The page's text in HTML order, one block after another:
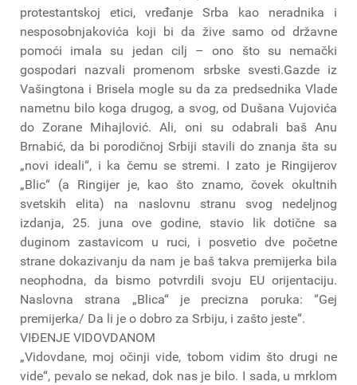
protestantskoj etici, vređanje Srba kao neradnika i
nesposobnjakovića koji bi da žive samo od državne
pomoći imala su jedan cilj – ono što su nemački
gospodari nazvali promenom srbske svesti.Gazde iz
Vašingtona i Brisela mogle su da za predsednika Vlade
nametnu bilo koga drugog, a svog, od Dušana Vujovića
do Zorane Mihajlović. Ali, oni su odabrali baš Anu
Brnabić, da bi porodičnoj Srbiji stavili do znanja šta su
„novi ideali“, i ka čemu se stremi. I zato je Ringijerov
„Blic“ (a Ringijer je, kao što znamo, čovek okultnih
svetskih elita) na naslovnu stranu svog nedeljnog
izdanja, 25. juna ove godine, stavio lik dotične sa
duginom zastavicom u ruci, i posvetio dve početne
strane dokazivanju da nam je baš takva premijerka bila
neophodna, da bismo potvrdili svoju EU orijentaciju.
Naslovna strana „Blica“ je precizna poruka: “Gej
premijerka/ Da li je o dobro za Srbiju, i zašto jeste“.
VIĐENJE VIDOVDANOM
„Vidovdane, moj očinji vide, tobom vidim što drugi ne
vide“, pevalo se nekad, dok nas je bilo. I sada, u mrklom